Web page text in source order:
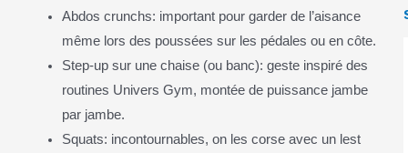
Abdos crunchs: important pour garder de l’aisance
même lors des poussées sur les pédales ou en côte.
Step-up sur une chaise (ou banc): geste inspiré des
routines Univers Gym, montée de puissance jambe
par jambe.
Squats: incontournables, on les corse avec un lest